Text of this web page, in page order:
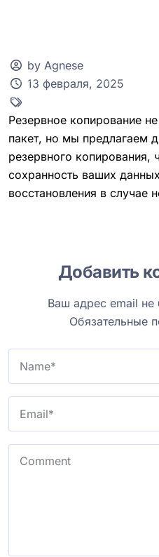
by Agnese
13 февраля, 2025
Резервное копирование
пакет, но мы предлагаем
резервного копирования,
сохранность ваших
восстановления в случае
Добавить
Ваш адрес email не
Обязательные